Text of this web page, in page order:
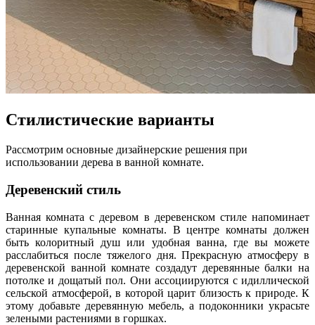
Стилистические варианты
Рассмотрим основные дизайнерские решения при
использовании дерева в ванной комнате.
Деревенский стиль
Ванная комната с деревом в деревенском стиле напоминает
старинные купальные комнаты. В центре комнаты должен
быть колоритный душ или удобная ванна, где вы можете
расслабиться после тяжелого дня. Прекрасную атмосферу в
деревенской ванной комнате создадут деревянные балки на
потолке и дощатый пол. Они ассоциируются с идиллической
сельской атмосферой, в которой царит близость к природе. К
этому добавьте деревянную мебель, а подоконники украсьте
зелеными растениями в горшках.